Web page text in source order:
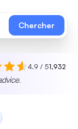
Chercher
4.9 / 51,932